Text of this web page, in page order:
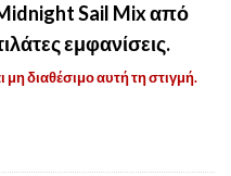
Sail Mix από
εμφανίσεις.
μη διαθέσιμο αυτή τη στιγμή.